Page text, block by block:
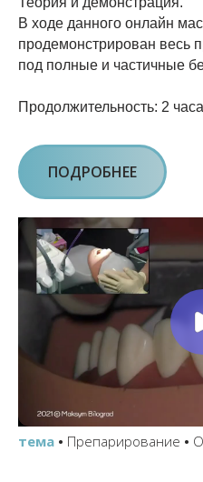
В ходе данного онлайн
продемонстрирован весь
под полные и частичные
Продолжительность: 2
ПОДРОБНЕЕ
тема • Препарирование •